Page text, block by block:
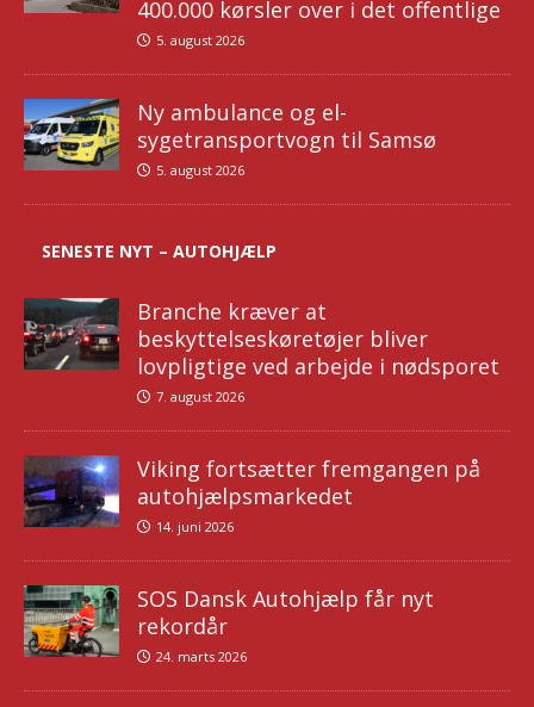
400.000 kørsler over i det offentlige
5. august 2026
Ny ambulance og el-
sygetransportvogn til Samsø
5. august 2026
SENESTE NYT – AUTOHJÆLP
Branche kræver at
beskyttelseskøretøjer bliver
lovpligtige ved arbejde i nødsporet
7. august 2026
Viking fortsætter fremgangen på
autohjælpsmarkedet
14. juni 2026
SOS Dansk Autohjælp får nyt
rekordår
24. marts 2026